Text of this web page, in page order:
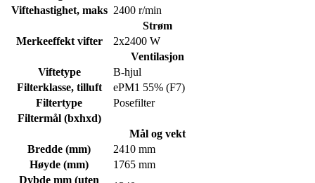
Viftehastighet, maks 2400 r/min
Strøm
Merkeeffekt vifter
2x2400 W
Ventilasjon
Viftetype
B-hjul
Filterklasse, tilluft
ePM1 55% (F7)
Filtertype
Posefilter
Filtermål (bxhxd)
Mål og vekt
Bredde (mm)
2410 mm
Høyde (mm)
1765 mm
Dybde mm (uten